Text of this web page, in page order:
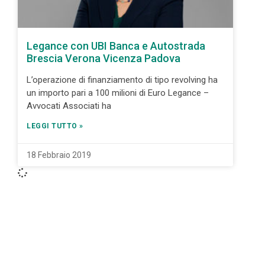
Legance con UBI Banca e Autostrada
Brescia Verona Vicenza Padova
L’operazione di finanziamento di tipo revolving ha
un importo pari a 100 milioni di Euro Legance –
Avvocati Associati ha
LEGGI TUTTO »
18 Febbraio 2019